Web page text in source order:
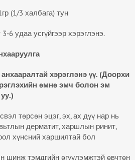
(1/3 халбага) тун
удаа усгүйгээр хэрэглэнэ.
хэрэглэнэ үү. (Доорхи
өмнө эмч болон эм
.)
төрсөн эцэг, эх, ах дүү нар нь
дерматит, харшлын ринит,
хүнсний харшилтай бол
шинж тэмдгийн өгүүлэмжтэй өвчтөн